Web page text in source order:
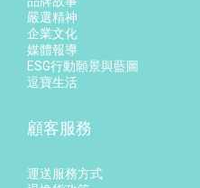
嚴選精神
企業文化
媒體報導
ESG行動願景與藍圖
逗寶生活
顧客服務
運送服務方式